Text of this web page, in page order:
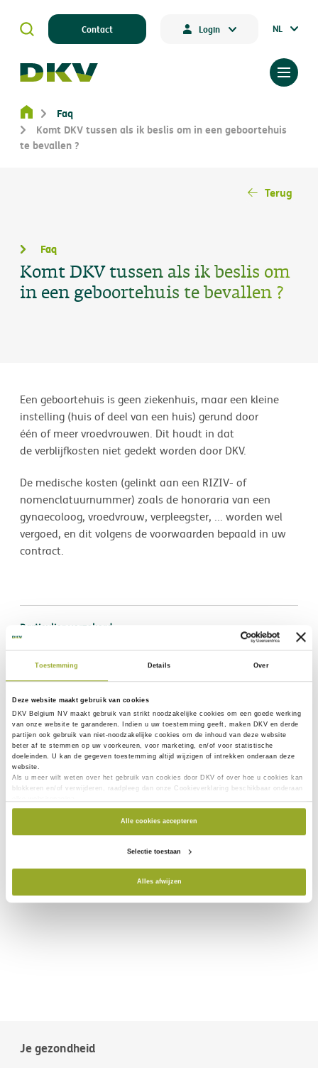
Toestemming Details Over
Deze website maakt gebruik van cookies
DKV Belgium NV maakt gebruik van strikt noodzakelijke cookies om een goede werking
van onze website te garanderen. Indien u uw toestemming geeft, maken DKV en derde
partijen ook gebruik van niet-noodzakelijke cookies om de inhoud van deze website
beter af te stemmen op uw voorkeuren, voor marketing, en/of voor statistische
doeleinden. U kan de gegeven toestemming altijd wijzigen of intrekken onderaan deze
website.
Als u meer wilt weten over het gebruik van cookies door DKV of over hoe u cookies kan
blokkeren en/of verwijderen, raadpleeg dan onze Cookieverklaring beschikbaar onderaan
Alle cookies accepteren
Selectie toestaan
Alles afwijzen
Contact Login NL
Faq
Komt DKV tussen als ik beslis om
in een geboortehuis te bevallen ?
Terug
Faq
Komt DKV tussen als ik beslis om in een geboortehuis
te bevallen ?
Een geboortehuis is geen ziekenhuis, maar een kleine
instelling (huis of deel van een huis) gerund door
één of meer vroedvrouwen. Dit houdt in dat
de verblijfkosten niet gedekt worden door DKV.
De medische kosten (gelinkt aan een RIZIV- of
nomenclatuurnummer) zoals de honoraria van een
gynaecoloog, vroedvrouw, verpleegster, ... worden wel
vergoed, en dit volgens de voorwaarden bepaald in uw
contract.
Particulier verzekerd
Hospitalisatie
Mijn verblijf voorbereiden
Je gezondheid